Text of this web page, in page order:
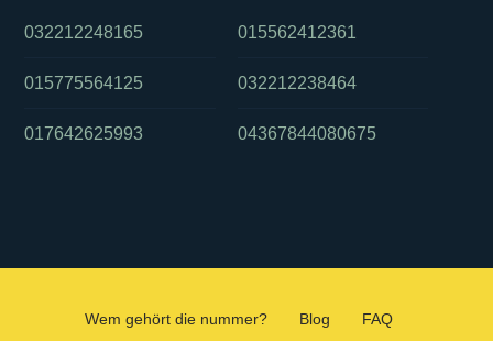
032212248165
015775564125
017642625993
015562412361
032212238464
04367844080675
Wem gehört die nummer? Blog FAQ